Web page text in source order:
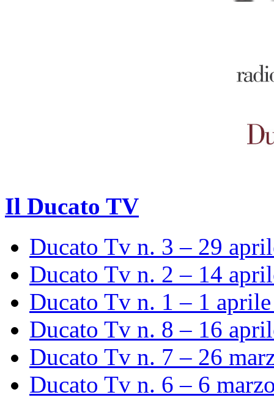
Il Ducato TV
Ducato Tv n. 3 – 29
Ducato Tv n. 2 – 14
Ducato Tv n. 1 – 1
Ducato Tv n. 8 – 16
Ducato Tv n. 7 – 26
Ducato Tv n. 6 – 6